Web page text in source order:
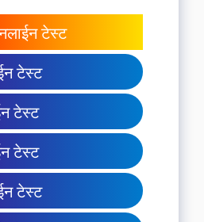
टेस्ट
टेस्ट
टेस्ट
टेस्ट
टेस्ट